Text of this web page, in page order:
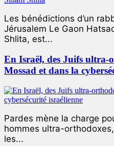
Les bénédictions d’un
Jérusalem Le Gaon
Shlita, est...
En Israël, des Juifs ultra-
Mossad et dans la
Pardes mène la charge
hommes ultra-
les...